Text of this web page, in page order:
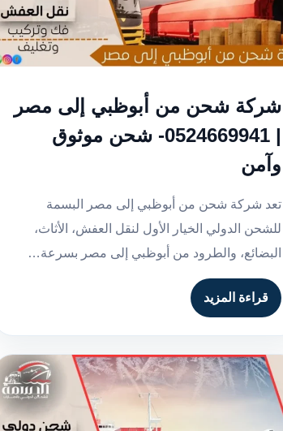
شركة شحن من أبوظبي إلى مصر
| 0524669941- شحن موثوق
وآمن
تعد شركة شحن من أبوظبي إلى مصر البسمة
للشحن الدولي الخيار الأول لنقل العفش، الأثاث،
البضائع، والطرود من أبوظبي إلى مصر بسرعة…
قراءة المزيد